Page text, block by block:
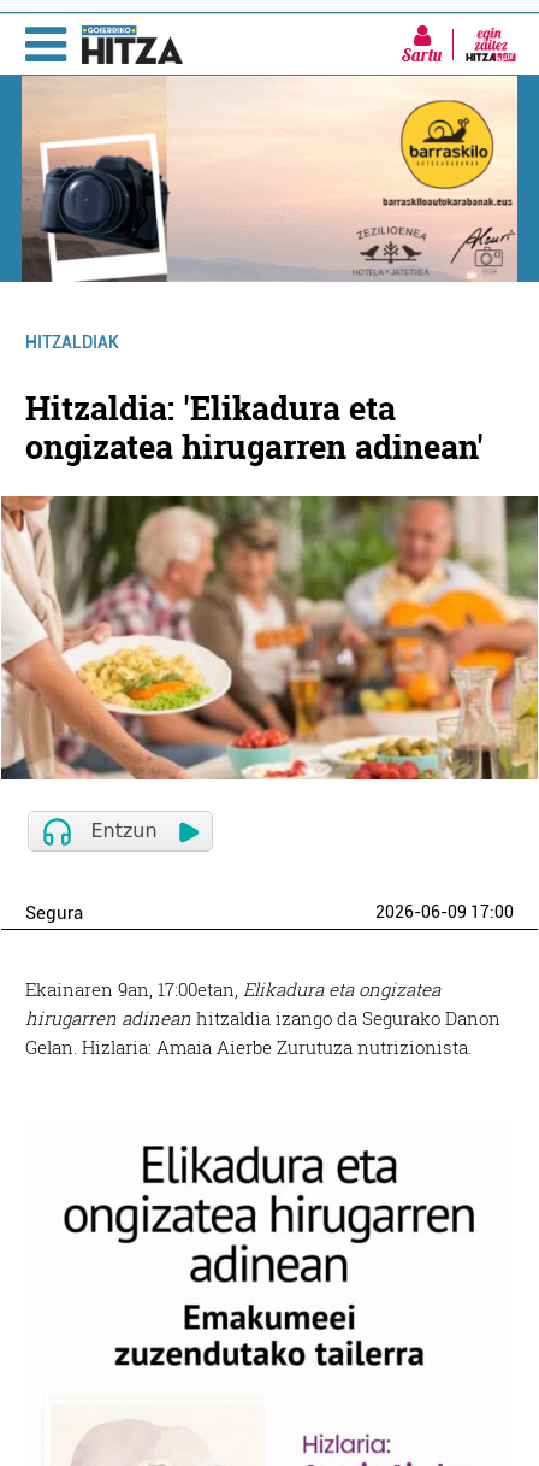
Sartu
HITZALDIAK
Hitzaldia: 'Elikadura eta
ongizatea hirugarren adinean'
Segura 2026-06-09 17:00
Ekainaren 9an, 17:00etan, Elikadura eta ongizatea
hirugarren adinean hitzaldia izango da Segurako Danon
Gelan. Hizlaria: Amaia Aierbe Zurutuza nutrizionista.